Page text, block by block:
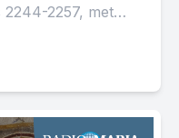
2257, met
en de